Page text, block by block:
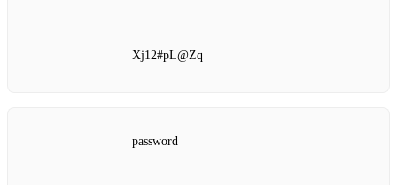
Xj12#pL@Zq
password